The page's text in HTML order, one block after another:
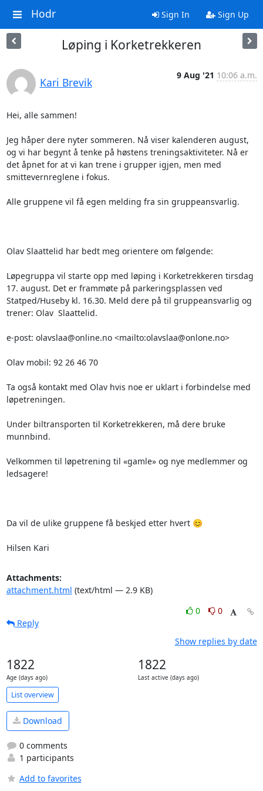
Hodr Sign In Sign Up
Løping i Korketrekkeren
Kari Brevik
9 Aug '21 10:06 a.m.
Hei, alle sammen!
Jeg håper dere nyter sommeren. Nå viser kalenderen august,
og vi har begynt å tenke på høstens treningsaktiviteter. Nå er
det åpnet for at vi kan trene i grupper igjen, men med
smittevernreglene i fokus.
Alle gruppene vil få egen melding fra sin gruppeansvarlig.
Olav Slaattelid har bedt meg orientere om følgende:
Løpegruppa vil starte opp med løping i Korketrekkeren tirsdag
17. august. Det er frammøte på parkeringsplassen ved
Statped/Huseby kl. 16.30. Meld dere på til gruppeansvarlig og
trener: Olav  Slaattelid.
e-post: olavslaa@online.no <mailto:olavslaa@onlone.no>
Olav mobil: 92 26 46 70
Ta også kontakt med Olav hvis noe er uklart i forbindelse med
løpetreningen.
Under biltransporten til Korketrekkeren, må dere bruke
munnbind.
Velkommen til løpetrening til «gamle» og nye medlemmer og
ledsagere!
Da vil de ulike gruppene få beskjed etter hvert 😊
Hilsen Kari
Attachments:
attachment.html (text/html — 2.9 KB)
0
0
Reply
Show replies by date
1822
Age (days ago)
1822
Last active (days ago)
List overview
Download
0 comments
1 participants
Add to favorites